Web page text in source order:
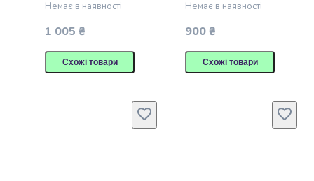
та
котів
Кігтеточки
ігрові
комплекси
Іграшки
Немає в наявності
1 005 ₴
Схожі товари
Немає в наявності
900 ₴
Схожі товари